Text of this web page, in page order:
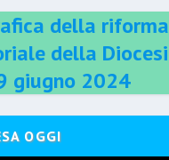
della riforma
della Diocesi
giugno 2024
OGGI